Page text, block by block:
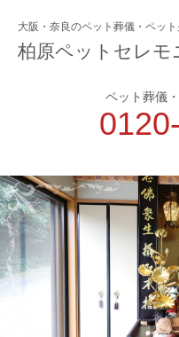
大阪・奈良のペット葬儀・ペッ
柏原ペットセレモ
ペット葬儀